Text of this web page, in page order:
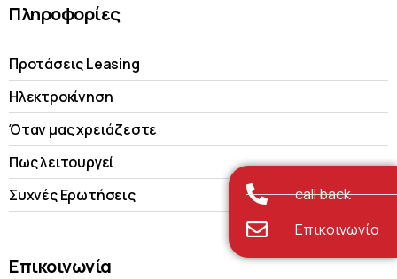
Πληροφορίες
Προτάσεις Leasing
Ηλεκτροκίνηση
Όταν μας χρειάζεστε
Πως λειτουργεί
Συχνές Ερωτήσεις
Επικοινωνία
call back
Επικοινωνία